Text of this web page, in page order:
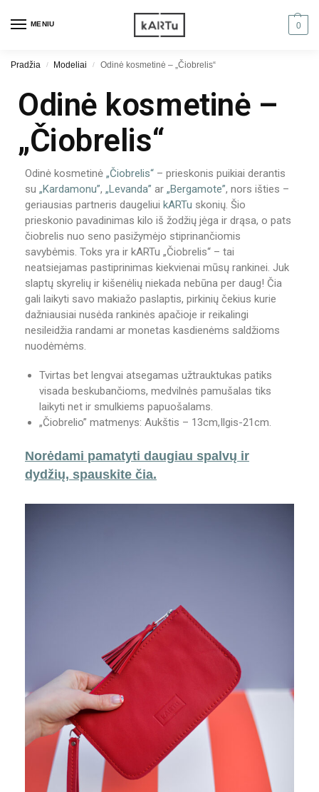
MENIU 0
Pradžia / Modeliai / Odinė kosmetinė – „Čiobrelis“
Odinė kosmetinė –
„Čiobrelis“
Odinė kosmetinė „Čiobrelis“ – prieskonis puikiai derantis
su „Kardamonu”, „Levanda” ar „Bergamote”, nors išties –
geriausias partneris daugeliui kARTu skonių. Šio
prieskonio pavadinimas kilo iš žodžių jėga ir drąsa, o pats
čiobrelis nuo seno pasižymėjo stiprinančiomis
savybėmis. Toks yra ir kARTu „Čiobrelis“ – tai
neatsiejamas pastiprinimas kiekvienai mūsų rankinei. Juk
slaptų skyrelių ir kišenėlių niekada nebūna per daug! Čia
gali laikyti savo makiažo paslaptis, pirkinių čekius kurie
dažniausiai nusėda rankinės apačioje ir reikalingi
nesileidžia randami ar monetas kasdienėms saldžioms
nuodėmėms.
Tvirtas bet lengvai atsegamas užtrauktukas patiks
visada beskubančioms, medvilnės pamušalas tiks
laikyti net ir smulkiems papuošalams.
„Čiobrelio” matmenys: Aukštis – 13cm,Ilgis-21cm.
Norėdami pamatyti daugiau spalvų ir
dydžių, spauskite čia.